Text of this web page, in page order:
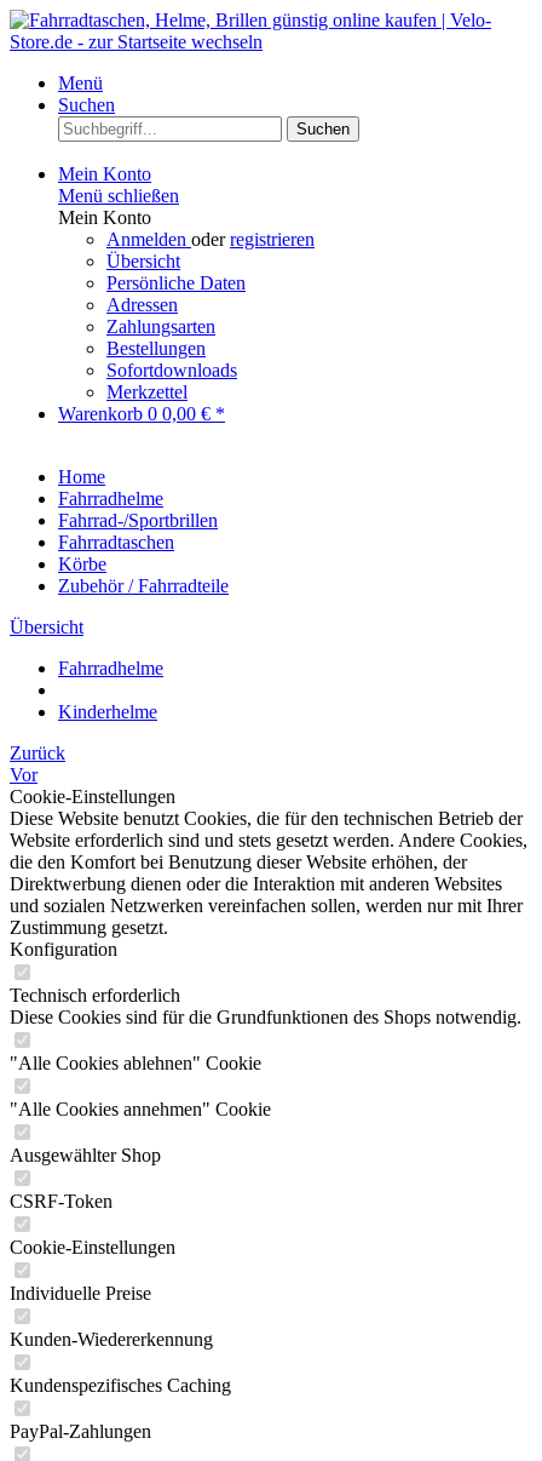
Menü
Suchen
Suchen
Mein Konto
Menü schließen
Mein Konto
Anmelden oderregistrieren
Übersicht
Persönliche Daten
Adressen
Zahlungsarten
Bestellungen
Sofortdownloads
Merkzettel
Warenkorb 0 0,00 € *
Home
Fahrradhelme
Fahrrad-/Sportbrillen
Fahrradtaschen
Körbe
Zubehör / Fahrradteile
Übersicht
Fahrradhelme
Kinderhelme
Zurück
Vor
Cookie-Einstellungen
Diese Website benutzt Cookies, die für den technischen Betrieb der
Website erforderlich sind und stets gesetzt werden. Andere Cookies,
die den Komfort bei Benutzung dieser Website erhöhen, der
Direktwerbung dienen oder die Interaktion mit anderen Websites
und sozialen Netzwerken vereinfachen sollen, werden nur mit Ihrer
Zustimmung gesetzt.
Konfiguration
Technisch erforderlich
Diese Cookies sind für die Grundfunktionen des Shops notwendig.
"Alle Cookies ablehnen" Cookie
"Alle Cookies annehmen" Cookie
Ausgewählter Shop
CSRF-Token
Cookie-Einstellungen
Individuelle Preise
Kunden-Wiedererkennung
Kundenspezifisches Caching
PayPal-Zahlungen